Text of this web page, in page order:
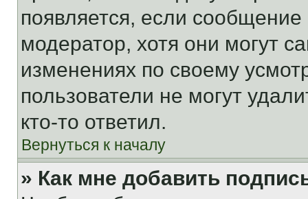
появляется, если
модератор, хотя они могут
изменениях по своему
пользователи не могут
кто-то ответил.
Вернуться к началу
» Как мне добавить